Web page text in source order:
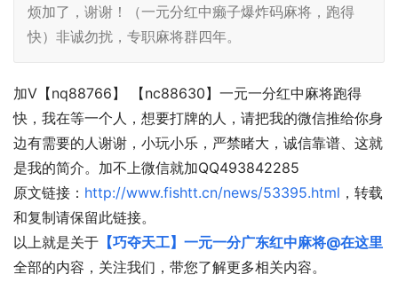
烦加了，谢谢！（一元分红中癞子爆炸码麻将，跑得
快）非诚勿扰，专职麻将群四年。
加V【nq88766】 【nc88630】一元一分红中麻将跑得
快，我在等一个人，想要打牌的人，请把我的微信推给你身
边有需要的人谢谢，小玩小乐，严禁睹大，诚信靠谱、这就
是我的简介。加不上微信就加QQ493842285
原文链接： http://www.fishtt.cn/news/53395.html ，转载
和复制请保留此链接。
以上就是关于 【巧夺天工】一元一分广东红中麻将@在这里
全部的内容，关注我们，带您了解更多相关内容。